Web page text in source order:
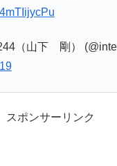
（山下 剛）
スポンサーリンク